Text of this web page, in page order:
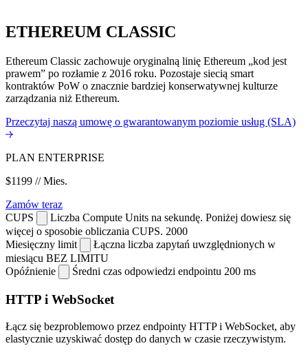
ETHEREUM CLASSIC
Ethereum Classic zachowuje oryginalną linię Ethereum „kod jest
prawem” po rozłamie z 2016 roku. Pozostaje siecią smart
kontraktów PoW o znacznie bardziej konserwatywnej kulturze
zarządzania niż Ethereum.
Przeczytaj naszą umowę o gwarantowanym poziomie usług (SLA)
PLAN ENTERPRISE
$1199 // Mies.
Zamów teraz
CUPS
Liczba Compute Units na sekundę. Poniżej dowiesz się
więcej o sposobie obliczania CUPS. 2000
Miesięczny limit
Łączna liczba zapytań uwzględnionych w
miesiącu BEZ LIMITU
Opóźnienie
Średni czas odpowiedzi endpointu 200 ms
HTTP i WebSocket
Łącz się bezproblemowo przez endpointy HTTP i WebSocket, aby
elastycznie uzyskiwać dostęp do danych w czasie rzeczywistym.